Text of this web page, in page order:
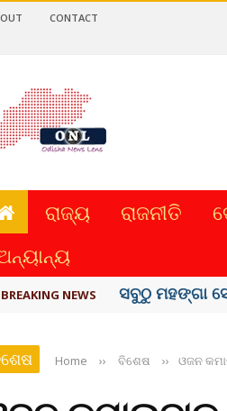
CONTACT
ରାଜ୍ୟ ରାଜନୀତି
BREAKING NEWS ବିଏସ୍‌ପିର
Home ›› ବିଶେଷ ›› ଓଜନ